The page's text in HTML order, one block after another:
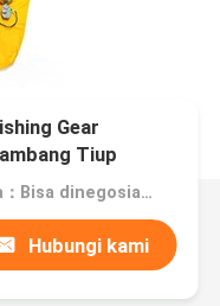
Gear
Tiup
Harga：Bisa dinegosiasikan
Hubungi kami